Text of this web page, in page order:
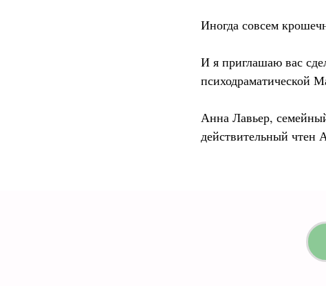
Иногда совсем
И я приглашаю вас
психодраматической
Анна Лавьер,
действительный чтен